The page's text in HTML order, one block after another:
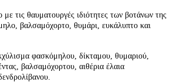
τις θαυματουργές ιδιότητες των βοτάνων της
βαλσαμόχορτο, θυμάρι, ευκάλυπτο και
φασκόμηλου, δίκταμου, θυμαριού,
βαλσαμόχορτου, αιθέρια έλαια